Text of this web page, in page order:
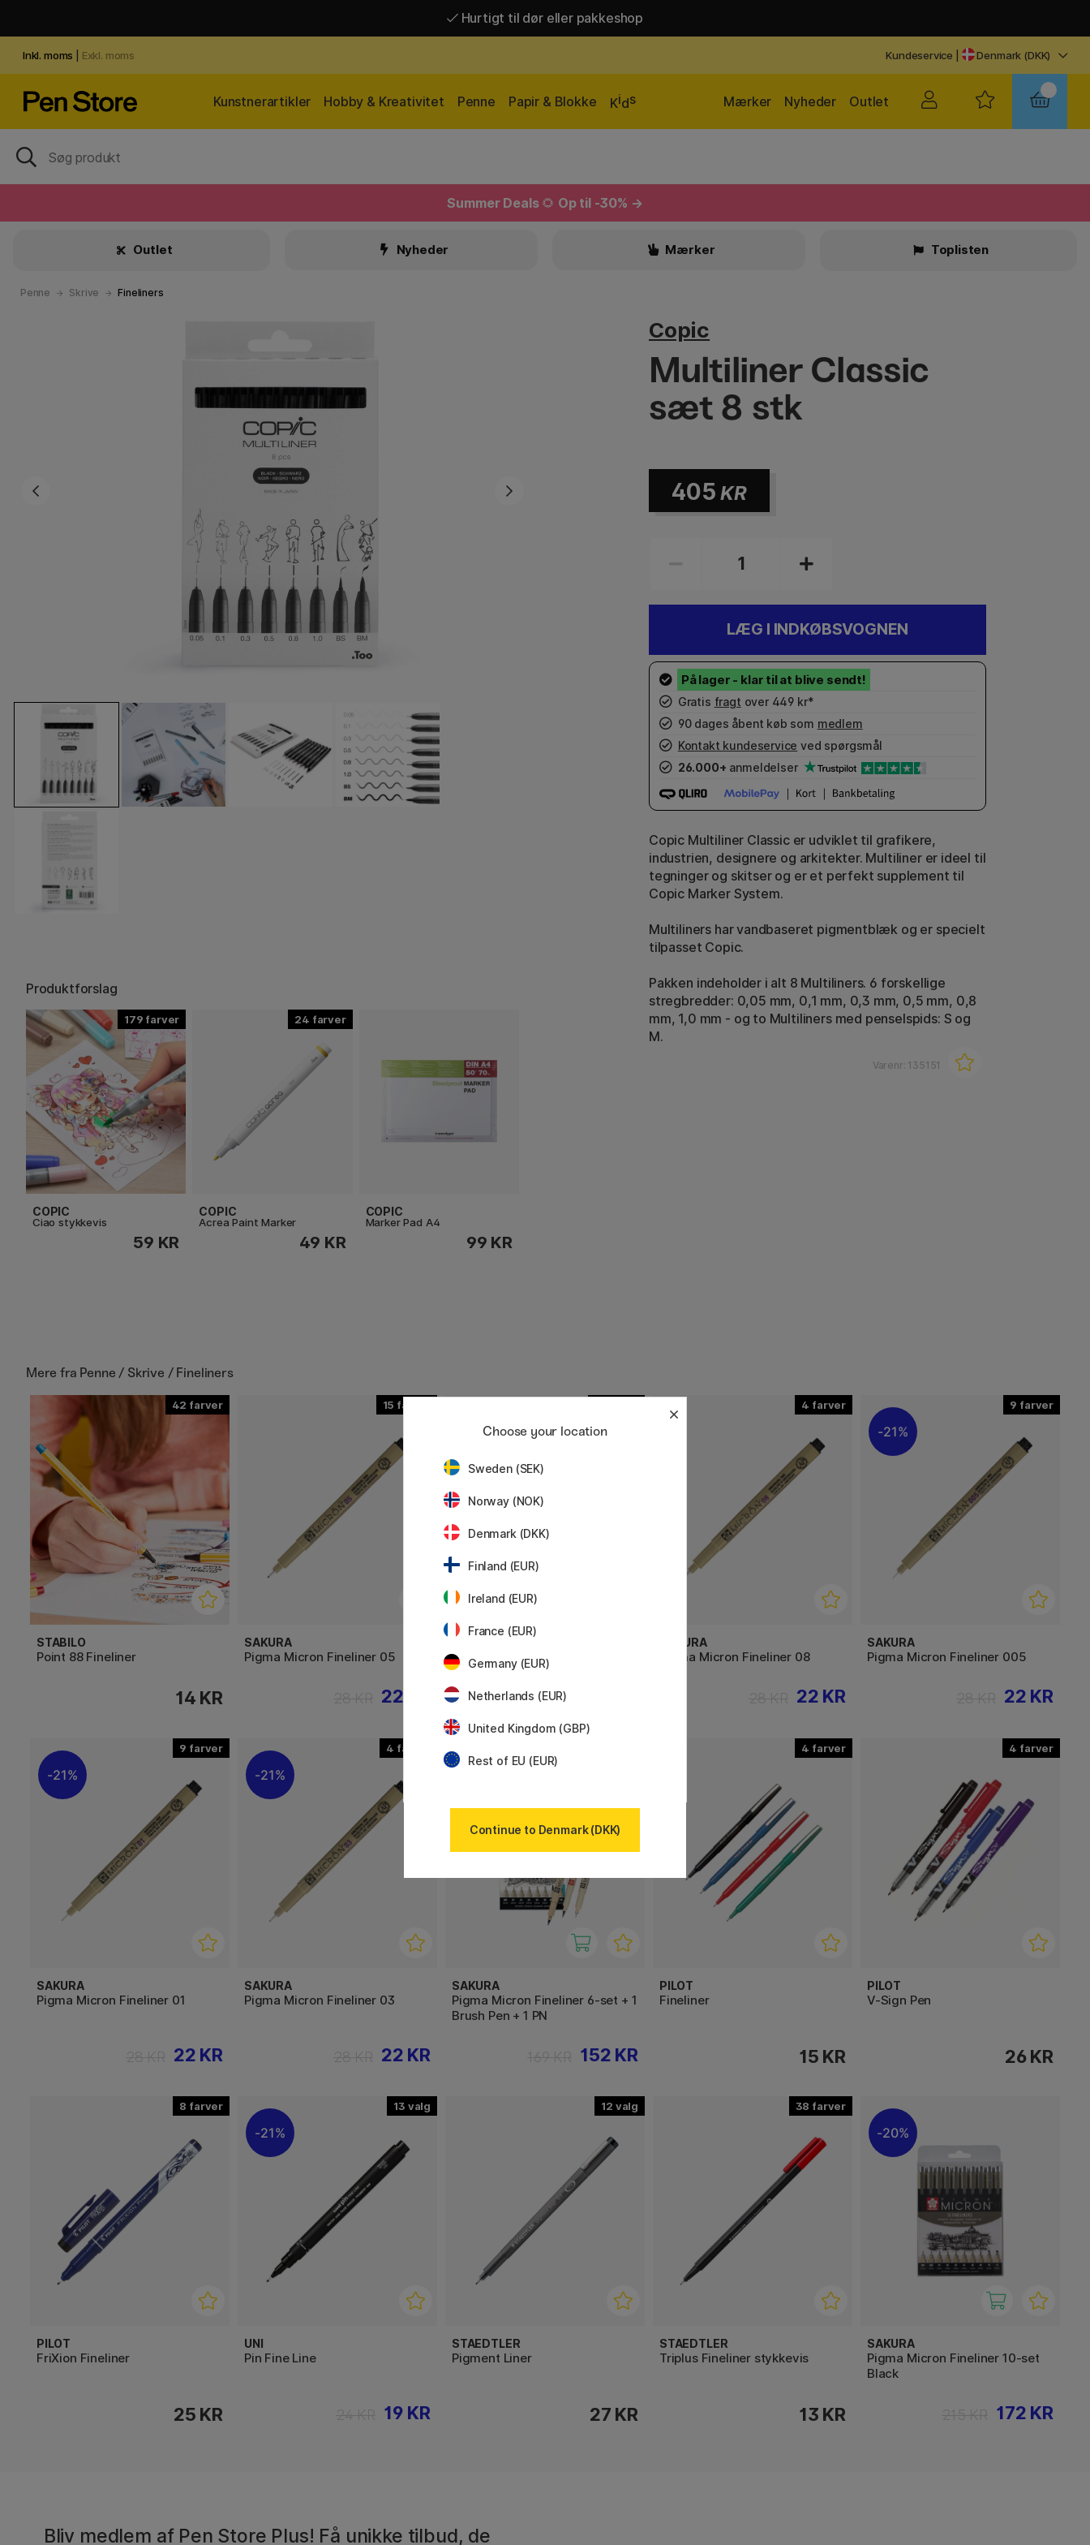
Hurtigt til dør eller pakkeshop
Inkl. moms Exkl. moms Kundeservice Denmark (DKK)
Kunstnerartikler Hobby & Kreativitet Penne Papir & Blokke Kids Outlet
Nyheder
Mærker
Summer Deals 🌻 Op til -30% →
Outlet Nyheder Mærker Toplisten
Penne Skrive Fineliners
Produktforslag
179
COPIC
Ciao stykkevis
59 KR
24
COPIC
Acrea Paint Marker
49 KR
COPIC
Marker Pad A4
99 KR
Copic
Multiliner Classic
sæt 8 stk
405 KR
LÆG I INDKØBSVOGNEN
Gratis fragt over 449 kr*
90 dages åbent køb som medlem
Kontakt kundeservice ved spørgsmål
26.000+ anmeldelser
Copic Multiliner Classic er udviklet til grafikere,
industrien, designere og arkitekter. Multiliner er ideel til
tegninger og skitser og er et perfekt supplement til
Copic Marker System.
Multiliners har vandbaseret pigmentblæk og er specielt
tilpasset Copic.
Pakken indeholder i alt 8 Multiliners. 6 forskellige
stregbredder: 0,05 mm, 0,1 mm, 0,3 mm, 0,5 mm, 0,8
mm, 1,0 mm - og to Multiliners med penselspids: S og
M.
Varenr: 135151
Mere fra Penne / Skrive / Fineliners
42
STABILO
Point 88 Fineliner
14 KR
15
SAKURA
Pigma Micron Fineliner 05
22 KR
Pigma Micron PN 04
4
SAKURA
Pigma Micron Fineliner 08
22 KR
9
21%
SAKURA
Pigma Micron Fineliner 005
22 KR
9
21%
SAKURA
Pigma Micron Fineliner 01
22 KR
4
21%
SAKURA
Pigma Micron Fineliner 03
22 KR
SAKURA
Pigma Micron Fineliner 6-set + 1
Brush Pen + 1 PN
152 KR
4
PILOT
Fineliner
15 KR
4
PILOT
V-Sign Pen
26 KR
8
PILOT
FriXion Fineliner
25 KR
13
21%
UNI
Pin Fine Line
19 KR
12
STAEDTLER
Pigment Liner
27 KR
38
STAEDTLER
Triplus Fineliner stykkevis
13 KR
20%
SAKURA
Pigma Micron Fineliner 10-set
Black
172 KR
Bliv medlem af Pen Store Plus! Få unikke tilbud, de
Choose your location
Sweden (SEK)
Norway (NOK)
Denmark (DKK)
Finland (EUR)
Ireland (EUR)
France (EUR)
Germany (EUR)
Netherlands (EUR)
United Kingdom (GBP)
Rest of EU (EUR)
Continue to Denmark (DKK)